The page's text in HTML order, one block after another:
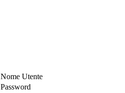
Nome Utente
Password